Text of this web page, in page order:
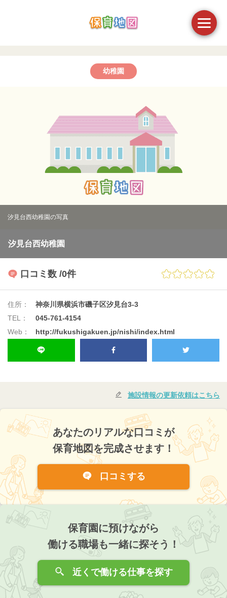
幼稚園
汐見台西幼稚園の写真
汐見台西幼稚園
口コミ数 /0件
住所：
神奈川県横浜市磯子区汐見台3-3
TEL：
045-761-4154
Web：
http://fukushigakuen.jp/nishi/index.html
施設情報の更新依頼はこちら
あなたのリアルな口コミが
保育地図を完成させます！
口コミする
保育園に預けながら
働ける職場も一緒に探そう！
近くで働ける仕事を探す